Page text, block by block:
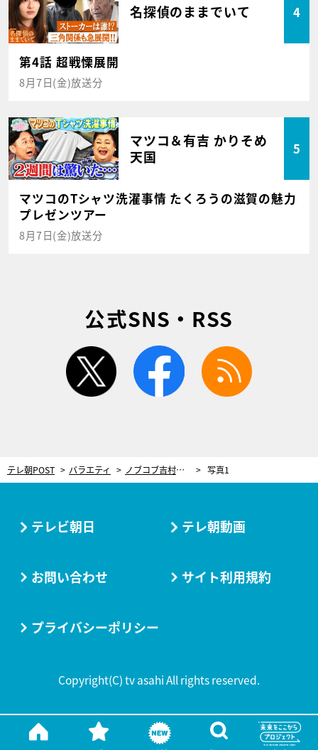
名探偵のままでいて 4
第4話 超戦慄展開
8月7日(金)放送分
マツコ＆有吉 かりそめ
天国
5
マツコのTシャツ洗濯事情 たくろうの滋賀の魅力
プレゼンツアー
8月7日(金)放送分
公式SNS・RSS
twitter facebook
テレ朝POST バラエティ ノブコブ吉村、衝撃の結婚秘話！プロポーズなし、結婚指輪なし、親への挨拶もなし…スタジオ騒然 写真1
テレビ朝日 テレ朝動画
お問い合わせ サイト利用規約
プライバシーポリシー
Copyright(C) tv asahi All rights reserved.